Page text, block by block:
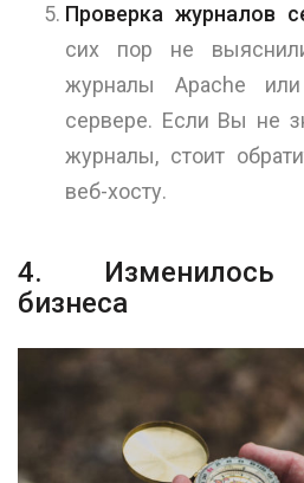
Проверка журналов
сих пор не
журналы Apache
сервере. Если Вы не
журналы, стоит
веб-хосту.
4. Изменилось
бизнеса